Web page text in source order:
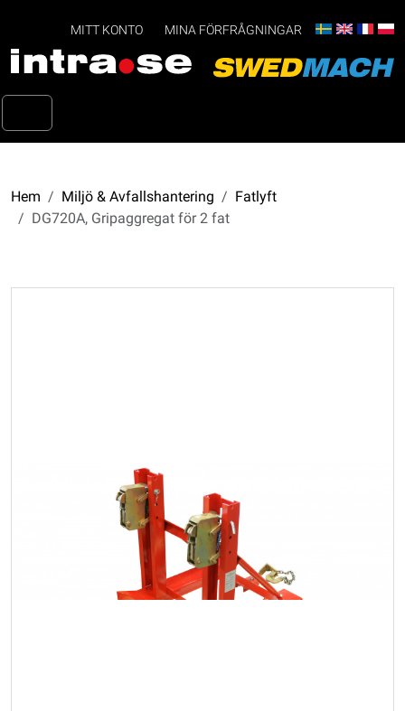
MITT KONTO MINA FÖRFRÅGNINGAR
Hem Miljö & Avfallshantering
Fatlyft
DG720A, Gripaggregat för 2 fat